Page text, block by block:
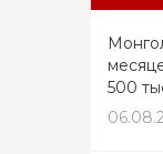
500